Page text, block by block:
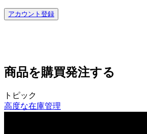
アカウント登録
商品を購買発注する
トピック
高度な在庫管理